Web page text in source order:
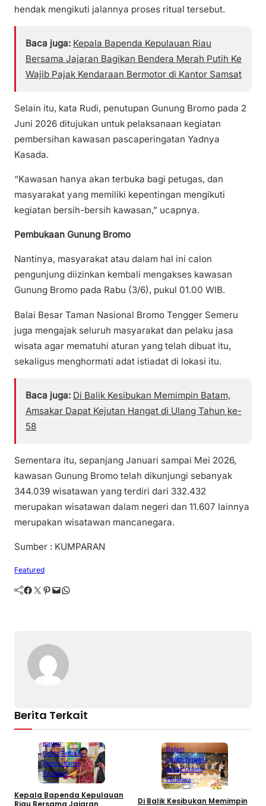
hendak mengikuti jalannya proses ritual tersebut.
Baca juga: Kepala Bapenda Kepulauan Riau
Bersama Jajaran Bagikan Bendera Merah Putih Ke
Wajib Pajak Kendaraan Bermotor di Kantor Samsat
Selain itu, kata Rudi, penutupan Gunung Bromo pada 2
Juni 2026 ditujukan untuk pelaksanaan kegiatan
pembersihan kawasan pascaperingatan Yadnya
Kasada.
“Kawasan hanya akan terbuka bagi petugas, dan
masyarakat yang memiliki kepentingan mengikuti
kegiatan bersih-bersih kawasan,” ucapnya.
Pembukaan Gunung Bromo
Nantinya, masyarakat atau dalam hal ini calon
pengunjung diizinkan kembali mengakses kawasan
Gunung Bromo pada Rabu (3/6), pukul 01.00 WIB.
Balai Besar Taman Nasional Bromo Tengger Semeru
juga mengajak seluruh masyarakat dan pelaku jasa
wisata agar mematuhi aturan yang telah dibuat itu,
sekaligus menghormati adat istiadat di lokasi itu.
Baca juga: Di Balik Kesibukan Memimpin Batam,
Amsakar Dapat Kejutan Hangat di Ulang Tahun ke-
58
Sementara itu, sepanjang Januari sampai Mei 2026,
kawasan Gunung Bromo telah dikunjungi sebanyak
344.039 wisatawan yang terdiri dari 332.432
merupakan wisatawan dalam negeri dan 11.607 lainnya
merupakan wisatawan mancanegara.
Sumber : KUMPARAN
Featured
Facebook Twitter Pinterest Mail WhatsApp
Berita Terkait
Batam
Berita Terbaru
Berita Utama
Peristiwa
Kepala Bapenda Kepulauan
Riau Bersama Jajaran
Batam
Berita Terbaru
Berita Utama
Peristiwa
Di Balik Kesibukan Memimpin